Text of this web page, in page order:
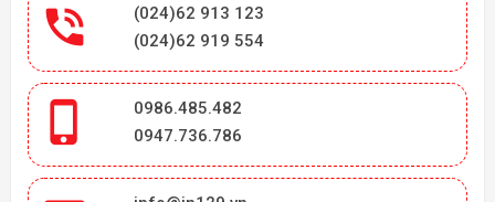

(024)62 913 123
(024)62 919 554

0986.485.482
0947.736.786